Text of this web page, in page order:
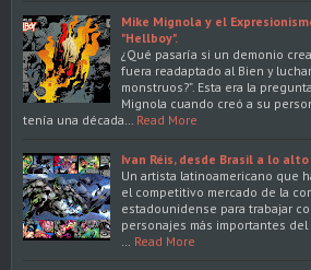
Mike Mignola y el
"Hellboy".
¿Qué pasaría si un demonio
fuera readaptado al Bien y
monstruos?”. Esta era la
Mignola cuando creó a su
tenía una década…
Read More
Ivan Réis, desde Brasil a lo
Un artista latinoamericano que
el competitivo mercado de la
estadounidense para trabajar
personajes más importantes
Read More